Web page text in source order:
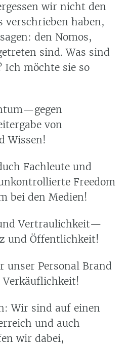
wir nicht den
verschrieben haben,
den Nomos,
sind. Was sind
Ich möchte sie so
von
Wissen!
Fachleute und
Freedom
bei den Medien!
Vertraulichkeit—
und Öffentlichkeit!
unser Personal Brand
Verkäuflichkeit!
Wir sind auf einen
und auch
wir dabei,